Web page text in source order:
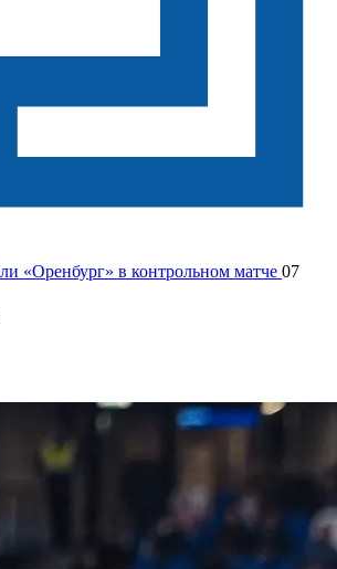
«Оренбург» в контрольном матче 07